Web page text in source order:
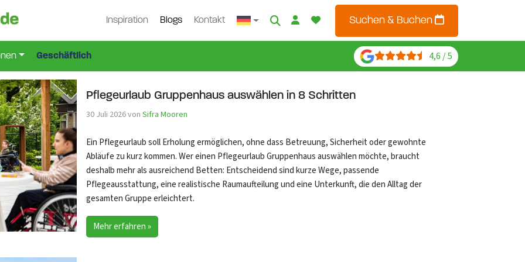
Inspiration Blogs Kontakt Suchen & Buchen
Geschäftlich 4,6 / 5
Pflegeurlaub Gruppenhaus auswählen in 8 Schritten
30 Juli 2026von Sifra Mooren
Ein Pflegeurlaub soll Erholung ermöglichen, ohne dass Betreuung, Sicherheit oder gewohnte
Abläufe zu kurz kommen. Wer einen Pflegeurlaub Gruppenhaus auswählen möchte, braucht
deshalb mehr als ausreichend Betten: Entscheidend sind kurze Wege, passende
Pflegeausstattung, eine realistische Raumaufteilung und eine Unterkunft, die den Alltag der
gesamten Gruppe erleichtert.
Mehr erfahren »